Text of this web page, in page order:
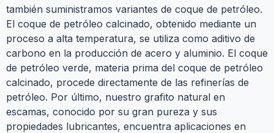
también suministramos variantes de coque de petróleo.
El coque de petróleo calcinado, obtenido mediante un
proceso a alta temperatura, se utiliza como aditivo de
carbono en la producción de acero y aluminio. El coque
de petróleo verde, materia prima del coque de petróleo
calcinado, procede directamente de las refinerías de
petróleo. Por último, nuestro grafito natural en
escamas, conocido por su gran pureza y sus
propiedades lubricantes, encuentra aplicaciones en